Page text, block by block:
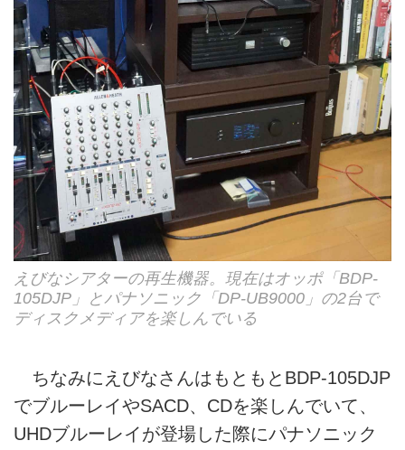
えびなシアターの再生機器。現在はオッポ「BDP-
105DJP」とパナソニック「DP-UB9000」の2台で
ディスクメディアを楽しんでいる
ちなみにえびなさんはもともとBDP-105DJP
でブルーレイやSACD、CDを楽しんでいて、
UHDブルーレイが登場した際にパナソニック